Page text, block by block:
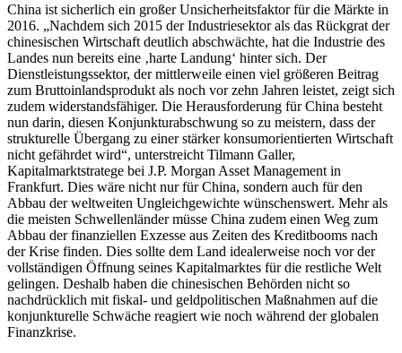
China ist sicherlich ein großer Unsicherheitsfaktor für die Märkte in
2016. „Nachdem sich 2015 der Industriesektor als das Rückgrat der
chinesischen Wirtschaft deutlich abschwächte, hat die Industrie des
Landes nun bereits eine ‚harte Landung‘ hinter sich. Der
Dienstleistungssektor, der mittlerweile einen viel größeren Beitrag
zum Bruttoinlandsprodukt als noch vor zehn Jahren leistet, zeigt sich
zudem widerstandsfähiger. Die Herausforderung für China besteht
nun darin, diesen Konjunkturabschwung so zu meistern, dass der
strukturelle Übergang zu einer stärker konsumorientierten Wirtschaft
nicht gefährdet wird“, unterstreicht Tilmann Galler,
Kapitalmarktstratege bei J.P. Morgan Asset Management in
Frankfurt. Dies wäre nicht nur für China, sondern auch für den
Abbau der weltweiten Ungleichgewichte wünschenswert. Mehr als
die meisten Schwellenländer müsse China zudem einen Weg zum
Abbau der finanziellen Exzesse aus Zeiten des Kreditbooms nach
der Krise finden. Dies sollte dem Land idealerweise noch vor der
vollständigen Öffnung seines Kapitalmarktes für die restliche Welt
gelingen. Deshalb haben die chinesischen Behörden nicht so
nachdrücklich mit fiskal- und geldpolitischen Maßnahmen auf die
konjunkturelle Schwäche reagiert wie noch während der globalen
Finanzkrise.